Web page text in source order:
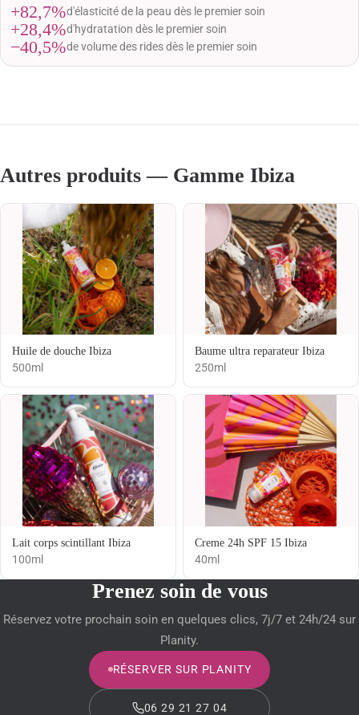
+82,7%d'élasticité de la peau dès le premier soin
+28,4%d'hydratation dès le premier soin
−40,5%de volume des rides dès le premier soin
Autres produits — Gamme Ibiza
Huile de douche Ibiza
500ml
Baume ultra reparateur Ibiza
250ml
Lait corps scintillant Ibiza
100ml
Creme 24h SPF 15 Ibiza
40ml
Prenez soin de vous
Réservez votre prochain soin en quelques clics, 7j/7 et 24h/24 sur
Planity.
RÉSERVER SUR PLANITY
06 29 21 27 04